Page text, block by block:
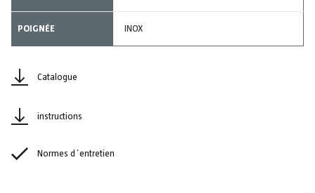
POIGNÉE INOX
Catalogue
instructions
Normes d´entretien